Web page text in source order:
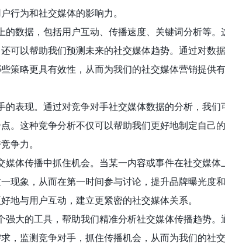
行为和社交媒体的影响力。
数据，包括用户互动、传播速度、关键词分析等。
可以帮助我们预测未来的社交媒体趋势。通过对数
策略更具有效性，从而为我们的社交媒体营销提供
表现。通过对竞争对手社交媒体数据的分析，我们
。这种竞争分析不仅可以帮助我们更好地制定自己
争力。
体传播中抓住机会。当某一内容或事件在社交媒体
现象，从而在第一时间参与讨论，提升品牌曝光度
地与用户互动，建立更紧密的社交媒体关系。
大的工具，帮助我们精准分析社交媒体传播趋势。
，监测竞争对手，抓住传播机会，从而为我们的社